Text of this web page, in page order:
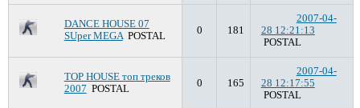
DANCE HOUSE 07
SUper MEGA POSTAL 0 181
2007-04-
28 12:21:13
POSTAL
TOP HOUSE топ треков
2007 POSTAL 0 165
2007-04-
28 12:17:55
POSTAL